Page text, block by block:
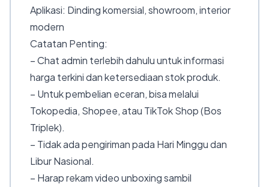
Aplikasi: Dinding komersial, showroom, interior
modern
Catatan Penting:
– Chat admin terlebih dahulu untuk informasi
harga terkini dan ketersediaan stok produk.
– Untuk pembelian eceran, bisa melalui
Tokopedia, Shopee, atau TikTok Shop (Bos
Triplek).
– Tidak ada pengiriman pada Hari Minggu dan
Libur Nasional.
– Harap rekam video unboxing sambil